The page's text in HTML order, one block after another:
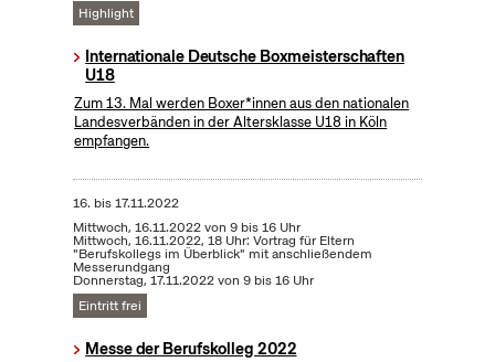
Highlight
Internationale Deutsche Boxmeisterschaften
U18
Zum 13. Mal werden Boxer*innen aus den nationalen
Landesverbänden in der Altersklasse U18 in Köln
empfangen.
16. bis17.11.2022
Mittwoch, 16.11.2022 von 9 bis 16 Uhr
Mittwoch, 16.11.2022, 18 Uhr: Vortrag für Eltern
"Berufskollegs im Überblick" mit anschließendem
Messerundgang
Donnerstag, 17.11.2022 von 9 bis 16 Uhr
Eintritt frei
Messe der Berufskolleg 2022